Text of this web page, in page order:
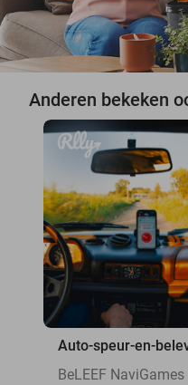
Anderen bekeken
Auto-speur-en-
BeLEEF NaviGames